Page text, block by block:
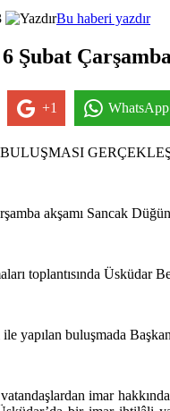
Bu haberi yazdır
Şubat
+1 WhatsApp
akşamı Sancak
toplantısında Üsküdar
yapılan buluşmada
imar